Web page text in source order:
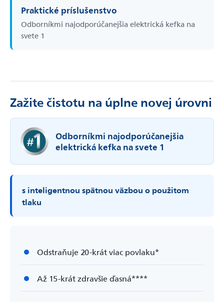
Praktické príslušenstvo
Odborníkmi najodporúčanejšia elektrická kefka na
svete 1
Zažite čistotu na úplne novej úrovni
Odborníkmi najodporúčanejšia
elektrická kefka na svete 1
s inteligentnou spätnou väzbou o použitom
tlaku
Odstraňuje 20-krát viac povlaku*
Až 15-krát zdravšie ďasná****